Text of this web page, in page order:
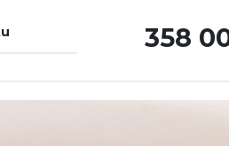
358